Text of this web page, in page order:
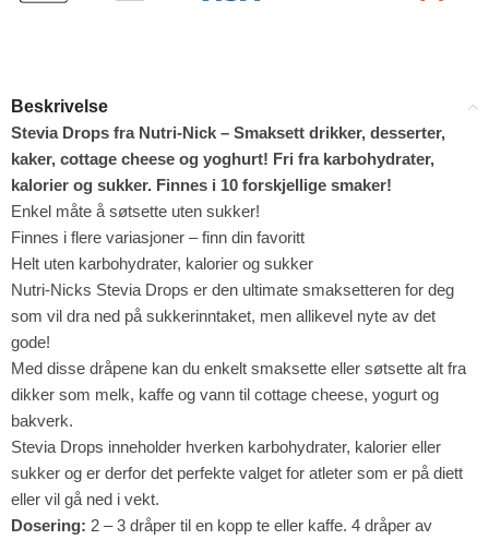
4%
Beskrivelse
Stevia Drops fra Nutri-Nick – Smaksett drikker, desserter,
kaker, cottage cheese og yoghurt! Fri fra karbohydrater,
kalorier og sukker. Finnes i 10 forskjellige smaker!
Enkel måte å søtsette uten sukker!
Finnes i flere variasjoner – finn din favoritt
Helt uten karbohydrater, kalorier og sukker
Nutri-Nicks Stevia Drops er den ultimate smaksetteren for deg
som vil dra ned på sukkerinntaket, men allikevel nyte av det
gode!
Med disse dråpene kan du enkelt smaksette eller søtsette alt fra
dikker som melk, kaffe og vann til cottage cheese, yogurt og
bakverk.
Stevia Drops inneholder hverken karbohydrater, kalorier eller
sukker og er derfor det perfekte valget for atleter som er på diett
eller vil gå ned i vekt.
Dosering: 2 – 3 dråper til en kopp te eller kaffe. 4 dråper av